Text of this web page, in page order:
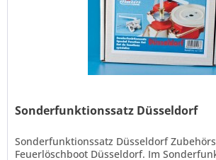
Sonderfunktionssatz Düsseldorf
Sonderfunktionssatz Düsseldorf
Feuerlöschboot Düsseldorf. Im